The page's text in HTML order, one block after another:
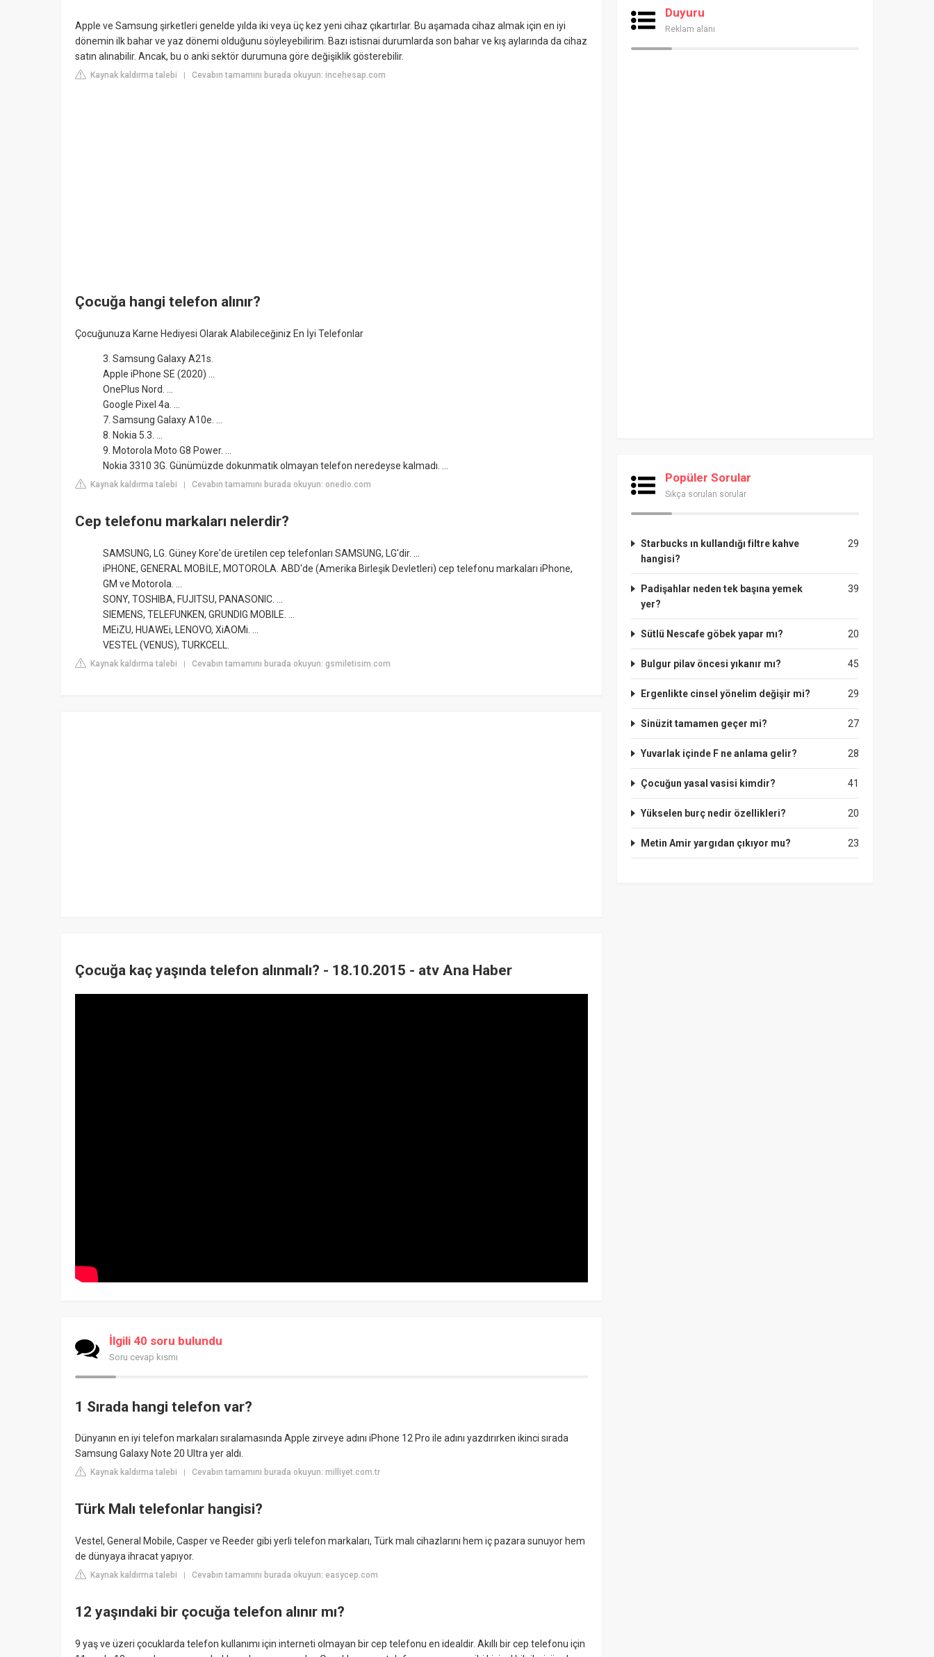
Apple ve Samsung şirketleri genelde yılda iki veya üç kez yeni cihaz çıkartırlar. Bu aşamada cihaz almak için en iyi
dönemin ilk bahar ve yaz dönemi olduğunu söyleyebilirim. Bazı istisnai durumlarda son bahar ve kış aylarında da cihaz
satın alınabilir. Ancak, bu o anki sektör durumuna göre değişiklik gösterebilir.
Kaynak kaldırma talebi Cevabın tamamını burada okuyun: incehesap.com
Çocuğa hangi telefon alınır?
Çocuğunuza Karne Hediyesi Olarak Alabileceğiniz En İyi Telefonlar
3. Samsung Galaxy A21s.
Apple iPhone SE (2020) ...
OnePlus Nord. ...
Google Pixel 4a. ...
7. Samsung Galaxy A10e. ...
8. Nokia 5.3. ...
9. Motorola Moto G8 Power. ...
Nokia 3310 3G. Günümüzde dokunmatik olmayan telefon neredeyse kalmadı. ...
Kaynak kaldırma talebi | Cevabın tamamını burada okuyun: onedio.com
Cep telefonu markaları nelerdir?
SAMSUNG, LG. Güney Kore'de üretilen cep telefonları SAMSUNG, LG'dir. ...
iPHONE, GENERAL MOBİLE, MOTOROLA. ABD'de (Amerika Birleşik Devletleri) cep telefonu markaları iPhone,
GM ve Motorola. ...
SONY, TOSHIBA, FUJITSU, PANASONIC. ...
SIEMENS, TELEFUNKEN, GRUNDIG MOBILE. ...
MEiZU, HUAWEi, LENOVO, XiAOMi. ...
VESTEL (VENUS), TURKCELL.
Kaynak kaldırma talebi | Cevabın tamamını burada okuyun: gsmiletisim.com
Çocuğa kaç yaşında telefon alınmalı? - 18.10.2015 - atv Ana Haber
İlgili 40 soru bulundu
Soru cevap kısmı
1 Sırada hangi telefon var?
Dünyanın en iyi telefon markaları sıralamasında Apple zirveye adını iPhone 12 Pro ile adını yazdırırken ikinci sırada
Samsung Galaxy Note 20 Ultra yer aldı.
Kaynak kaldırma talebi | Cevabın tamamını burada okuyun: milliyet.com.tr
Türk Malı telefonlar hangisi?
Vestel, General Mobile, Casper ve Reeder gibi yerli telefon markaları, Türk malı cihazlarını hem iç pazara sunuyor hem
de dünyaya ihracat yapıyor.
Kaynak kaldırma talebi | Cevabın tamamını burada okuyun: easycep.com
12 yaşındaki bir çocuğa telefon alınır mı?
9 yaş ve üzeri çocuklarda telefon kullanımı için interneti olmayan bir cep telefonu en idealdir. Akıllı bir cep telefonu için
Duyuru
Reklam alanı
Popüler Sorular
Sıkça sorulan sorular
29
Starbucks ın kullandığı filtre kahve
hangisi?
39
Padişahlar neden tek başına yemek
yer?
20
Sütlü Nescafe göbek yapar mı?
45
Bulgur pilav öncesi yıkanır mı?
29
Ergenlikte cinsel yönelim değişir mi?
27
Sinüzit tamamen geçer mi?
28
Yuvarlak içinde F ne anlama gelir?
41
Çocuğun yasal vasisi kimdir?
20
Yükselen burç nedir özellikleri?
23
Metin Amir yargıdan çıkıyor mu?